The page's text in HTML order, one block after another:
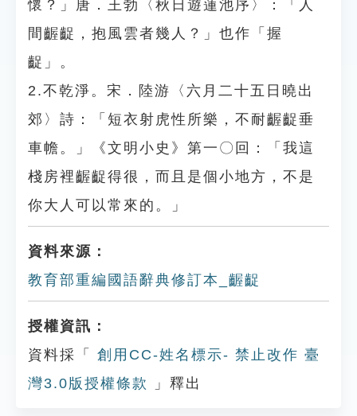
懷？」唐．王勃〈秋日遊蓮池序〉：「人
間齷齪，抱風雲者幾人？」也作「握
齪」。
2.不乾淨。宋．陸游〈六月二十五日曉出
郊〉詩：「短衣射虎性所樂，不耐齷齪垂
車幨。」《文明小史》第一〇回：「我這
棧房裡齷齪得很，而且是個小地方，不是
你大人可以常來的。」
資料來源：
教育部重編國語辭典修訂本_齷齪
授權資訊：
資料採「
創用CC-姓名標示- 禁止改作 臺
灣3.0版授權條款
」釋出